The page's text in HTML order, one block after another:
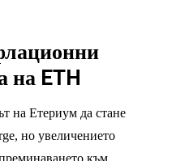
на ETH
на Етериум да стане
но увеличението
към